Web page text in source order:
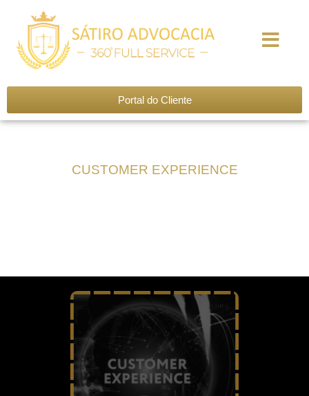
Portal do Cliente
CUSTOMER EXPERIENCE